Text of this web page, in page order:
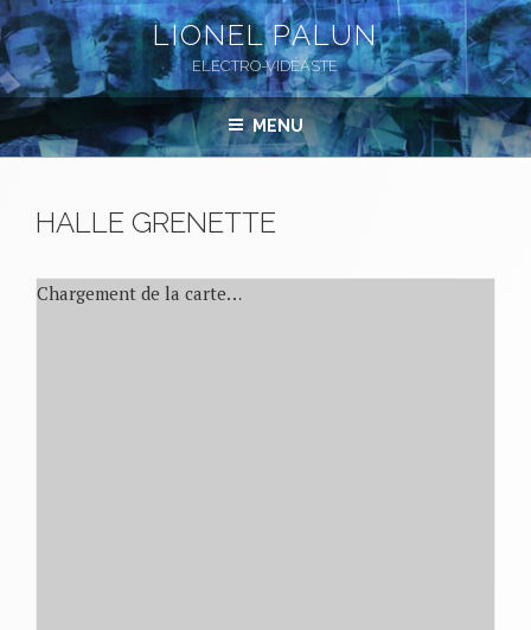
Aller
au
contenu
principal
LIONEL PALUN
ELECTRO-VIDÉASTE
MENU
HALLE GRENETTE
Chargement de la carte…